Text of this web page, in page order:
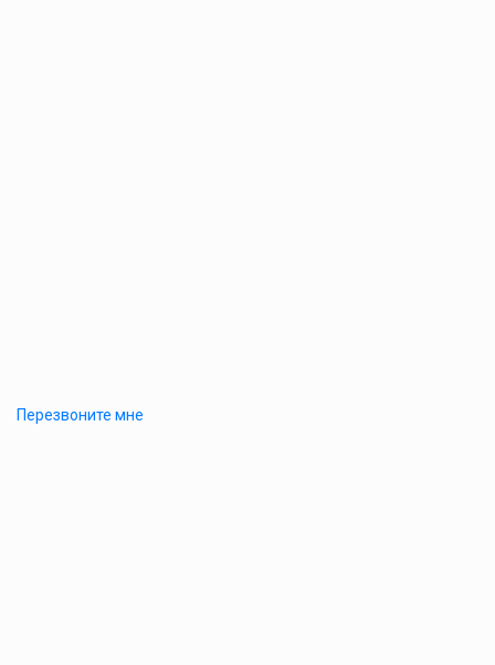
Перезвоните мне